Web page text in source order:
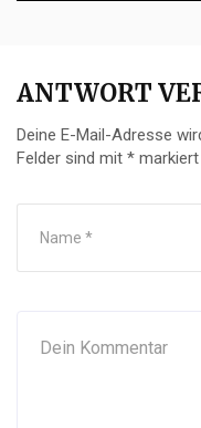
ANTWORT
Deine E-Mail-Adresse
Felder sind mit * markiert